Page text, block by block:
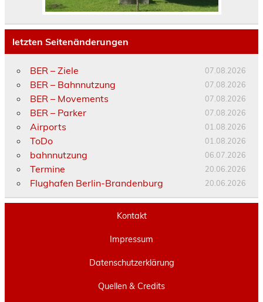
letzten Seitenänderungen
BER – Ziele 07.08.2026
BER – Bahnnutzung 07.08.2026
BER – Movements 07.08.2026
BER – Parker 07.08.2026
Airports 01.08.2026
ToDo 01.08.2026
bahnnutzung 06.07.2026
Termine 20.06.2026
Flughafen Berlin-Brandenburg 20.06.2026
Kontakt
Impressum
Datenschutzerklärung
Quellen & Credits